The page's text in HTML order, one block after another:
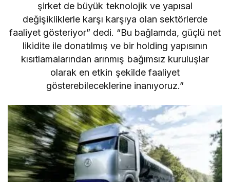
şirket de büyük teknolojik ve yapısal
değişikliklerle karşı karşıya olan sektörlerde
faaliyet gösteriyor” dedi. “Bu bağlamda, güçlü net
likidite ile donatılmış ve bir holding yapısının
kısıtlamalarından arınmış bağımsız kuruluşlar
olarak en etkin şekilde faaliyet
gösterebileceklerine inanıyoruz.”